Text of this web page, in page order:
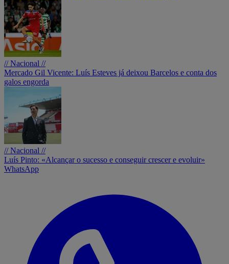
// Nacional //
Mercado Gil Vicente: Luís Esteves já deixou Barcelos e conta dos
galos engorda
// Nacional //
Luís Pinto: «Alcançar o sucesso e conseguir crescer e evoluir»
WhatsApp